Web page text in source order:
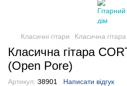
Класичні гітари Класична
Класична гітара
(Open Pore)
Артикул: 38901 Написати відгук